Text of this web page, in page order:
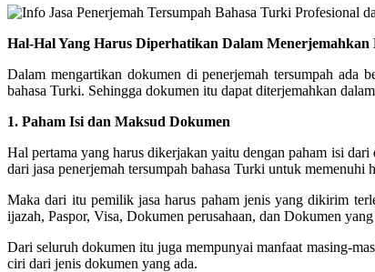
Hal-Hal Yang Harus Diperhatikan Dalam Menerjemahkan
Dalam mengartikan dokumen di penerjemah tersumpah ada
bahasa Turki. Sehingga dokumen itu dapat diterjemahkan
1. Paham Isi dan Maksud Dokumen
Hal pertama yang harus dikerjakan yaitu dengan paham isi
dari jasa penerjemah tersumpah bahasa Turki untuk memenuhi
Maka dari itu pemilik jasa harus paham jenis yang dikirim
ijazah, Paspor, Visa, Dokumen perusahaan, dan Dokumen
Dari seluruh dokumen itu juga mempunyai manfaat masing-
ciri dari jenis dokumen yang ada.